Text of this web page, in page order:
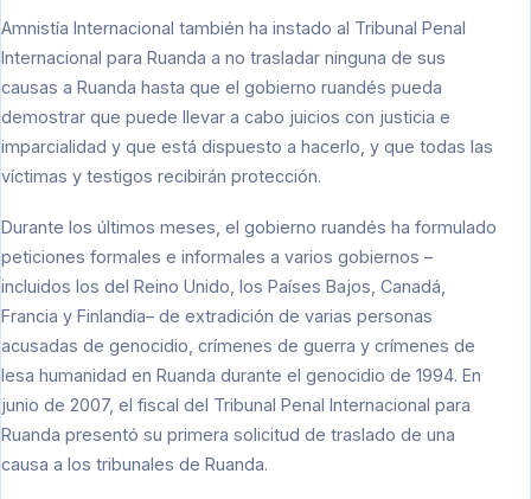
Amnistía Internacional también ha instado al Tribunal Penal
Internacional para Ruanda a no trasladar ninguna de sus
causas a Ruanda hasta que el gobierno ruandés pueda
demostrar que puede llevar a cabo juicios con justicia e
imparcialidad y que está dispuesto a hacerlo, y que todas las
víctimas y testigos recibirán protección.
Durante los últimos meses, el gobierno ruandés ha formulado
peticiones formales e informales a varios gobiernos –
incluidos los del Reino Unido, los Países Bajos, Canadá,
Francia y Finlandia– de extradición de varias personas
acusadas de genocidio, crímenes de guerra y crímenes de
lesa humanidad en Ruanda durante el genocidio de 1994. En
junio de 2007, el fiscal del Tribunal Penal Internacional para
Ruanda presentó su primera solicitud de traslado de una
causa a los tribunales de Ruanda.